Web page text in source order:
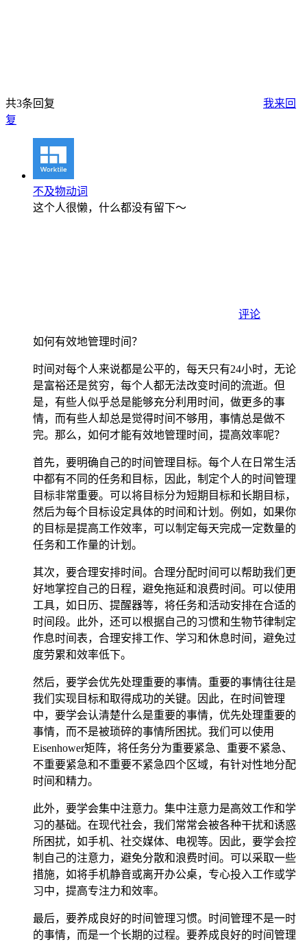
共3条回复
我来回
复
不及物动词
这个人很懒，什么都没有留下～
评论
如何有效地管理时间？
时间对每个人来说都是公平的，每天只有24小时，无论
是富裕还是贫穷，每个人都无法改变时间的流逝。但
是，有些人似乎总是能够充分利用时间，做更多的事
情，而有些人却总是觉得时间不够用，事情总是做不
完。那么，如何才能有效地管理时间，提高效率呢？
首先，要明确自己的时间管理目标。每个人在日常生活
中都有不同的任务和目标，因此，制定个人的时间管理
目标非常重要。可以将目标分为短期目标和长期目标，
然后为每个目标设定具体的时间和计划。例如，如果你
的目标是提高工作效率，可以制定每天完成一定数量的
任务和工作量的计划。
其次，要合理安排时间。合理分配时间可以帮助我们更
好地掌控自己的日程，避免拖延和浪费时间。可以使用
工具，如日历、提醒器等，将任务和活动安排在合适的
时间段。此外，还可以根据自己的习惯和生物节律制定
作息时间表，合理安排工作、学习和休息时间，避免过
度劳累和效率低下。
然后，要学会优先处理重要的事情。重要的事情往往是
我们实现目标和取得成功的关键。因此，在时间管理
中，要学会认清楚什么是重要的事情，优先处理重要的
事情，而不是被琐碎的事情所困扰。我们可以使用
Eisenhower矩阵，将任务分为重要紧急、重要不紧急、
不重要紧急和不重要不紧急四个区域，有针对性地分配
时间和精力。
此外，要学会集中注意力。集中注意力是高效工作和学
习的基础。在现代社会，我们常常会被各种干扰和诱惑
所困扰，如手机、社交媒体、电视等。因此，要学会控
制自己的注意力，避免分散和浪费时间。可以采取一些
措施，如将手机静音或离开办公桌，专心投入工作或学
习中，提高专注力和效率。
最后，要养成良好的时间管理习惯。时间管理不是一时
的事情，而是一个长期的过程。要养成良好的时间管理